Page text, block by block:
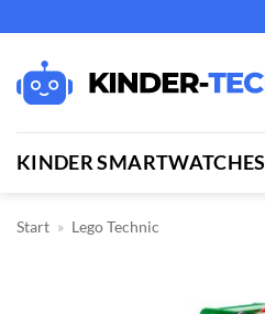
springen
KINDER SMARTWATCHES
Start » Lego Technic